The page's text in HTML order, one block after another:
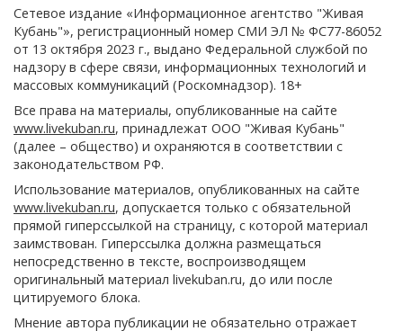
Сетевое издание «Информационное агентство "Живая
Кубань"», регистрационный номер СМИ ЭЛ № ФС77-86052
от 13 октября 2023 г., выдано Федеральной службой по
надзору в сфере связи, информационных технологий и
массовых коммуникаций (Роскомнадзор). 18+
Все права на материалы, опубликованные на сайте
www.livekuban.ru, принадлежат ООО "Живая Кубань"
(далее – общество) и охраняются в соответствии с
законодательством РФ.
Использование материалов, опубликованных на сайте
www.livekuban.ru, допускается только с обязательной
прямой гиперссылкой на страницу, с которой материал
заимствован. Гиперссылка должна размещаться
непосредственно в тексте, воспроизводящем
оригинальный материал livekuban.ru, до или после
цитируемого блока.
Мнение автора публикации не обязательно отражает